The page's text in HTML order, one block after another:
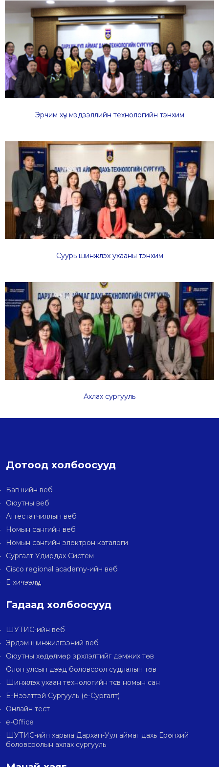
Эрчим хүч мэдээллийн технологийн тэнхим
Суурь шинжлэх ухааны тэнхим
Ахлах сургууль
Дотоод холбоосууд
Багшийн веб
Оюутны веб
Аттестатчиллын веб
Номын сангийн веб
Номын сангийн электрон каталоги
Сургалт Удирдах Систем
Cisco regional academy-ийн веб
E хичээлүүд
Гадаад холбоосууд
ШУТИС-ийн веб
Эрдэм шинжилгээний веб
Оюутны хөдөлмөр эрхлэлтийг дэмжих төв
Олон улсын дээд боловсрол судлалын төв
Шинжлэх ухаан технологийн тєв номын сан
E-Нээлттэй Сургууль (e-Сургалт)
Онлайн тест
e-Office
ШУТИС-ийн харьяа Дархан-Уул аймаг дахь Ерөнхий
боловсролын ахлах сургууль